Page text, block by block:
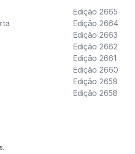
Edição 2665
Edição 2664
Edição 2663
Edição 2662
Edição 2661
Edição 2660
Edição 2659
Edição 2658